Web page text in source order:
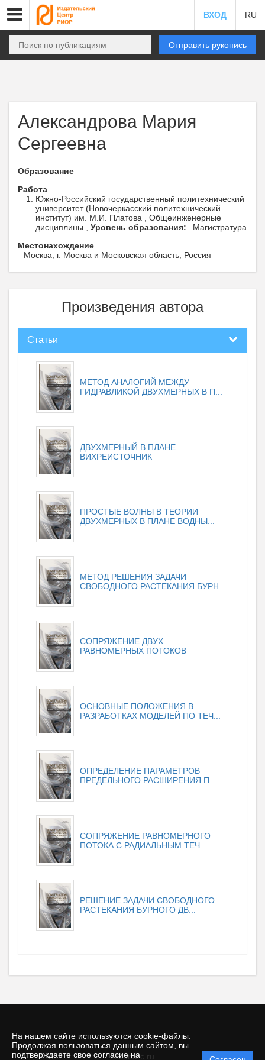
На нашем сайте используются cookie-файлы.
Продолжая пользоваться данным сайтом, вы
подтверждаете свое согласие на
ВХОД RU
Отправить рукопись
Александрова Мария
Сергеевна
Образование
Работа
Южно-Российский государственный политехнический
университет (Новочеркасский политехнический
институт) им. М.И. Платова , Общеинженерные
дисциплины , Уровень образования:
Магистратура
Местонахождение
Москва, г. Москва и Московская область, Россия
Произведения автора
Статьи
МЕТОД АНАЛОГИЙ МЕЖДУ
ГИДРАВЛИКОЙ ДВУХМЕРНЫХ В П...
ДВУХМЕРНЫЙ В ПЛАНЕ
ВИХРЕИСТОЧНИК
ПРОСТЫЕ ВОЛНЫ В ТЕОРИИ
ДВУХМЕРНЫХ В ПЛАНЕ ВОДНЫ...
МЕТОД РЕШЕНИЯ ЗАДАЧИ
СВОБОДНОГО РАСТЕКАНИЯ БУРН...
СОПРЯЖЕНИЕ ДВУХ
РАВНОМЕРНЫХ ПОТОКОВ
ОСНОВНЫЕ ПОЛОЖЕНИЯ В
РАЗРАБОТКАХ МОДЕЛЕЙ ПО ТЕЧ...
ОПРЕДЕЛЕНИЕ ПАРАМЕТРОВ
ПРЕДЕЛЬНОГО РАСШИРЕНИЯ П...
СОПРЯЖЕНИЕ РАВНОМЕРНОГО
ПОТОКА С РАДИАЛЬНЫМ ТЕЧ...
РЕШЕНИЕ ЗАДАЧИ СВОБОДНОГО
РАСТЕКАНИЯ БУРНОГО ДВ...
© conarc.ru